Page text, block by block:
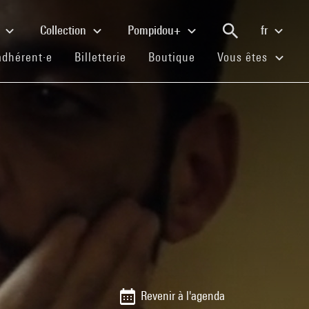
Collection Pompidou+
fr
(current)
Billetterie (current)
Boutique (current)
Vous êtes
Revenir à l'agenda